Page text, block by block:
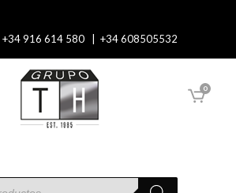
+34 916 614 580 | +34 608505532
0